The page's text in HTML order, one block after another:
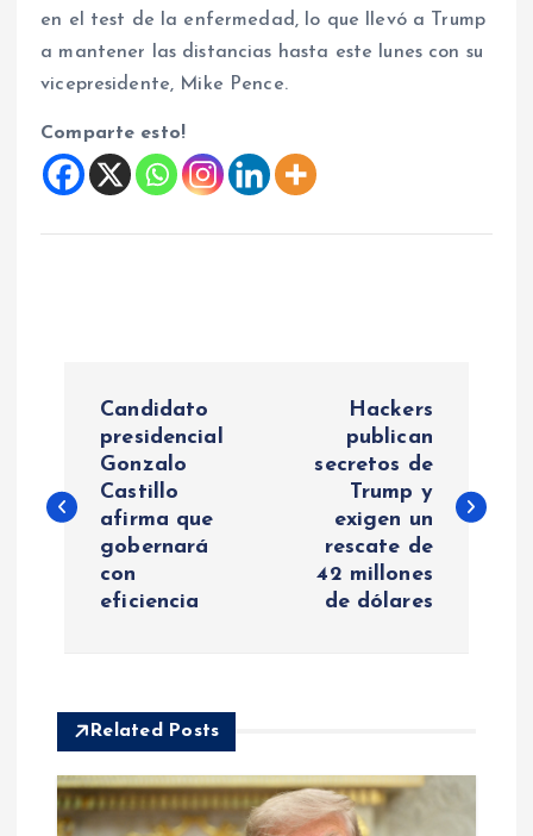
en el test de la enfermedad, lo que llevó a Trump
a mantener las distancias hasta este lunes con su
vicepresidente, Mike Pence.
Comparte esto!
v
c
Candidato
presidencial
Gonzalo
Castillo
afirma que
gobernará
con
eficiencia
Hackers
publican
secretos de
Trump y
exigen un
rescate de
42 millones
de dólares
Related Posts